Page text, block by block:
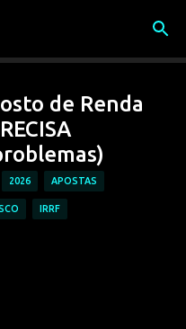
principal
de Renda
2026 APOSTAS
IRRF